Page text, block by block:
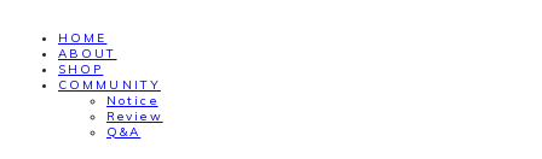
HOME
ABOUT
SHOP
COMMUNITY
Notice
Review
Q&A